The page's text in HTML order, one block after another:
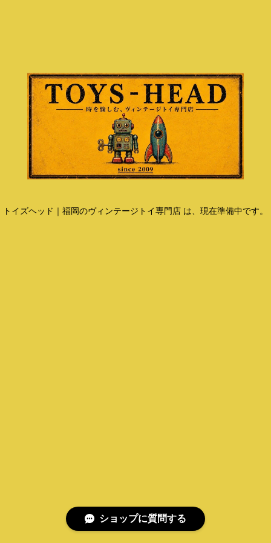
トイズヘッド｜福岡のヴィンテージトイ専門店 は、現在準備中です。
ショップに質問する